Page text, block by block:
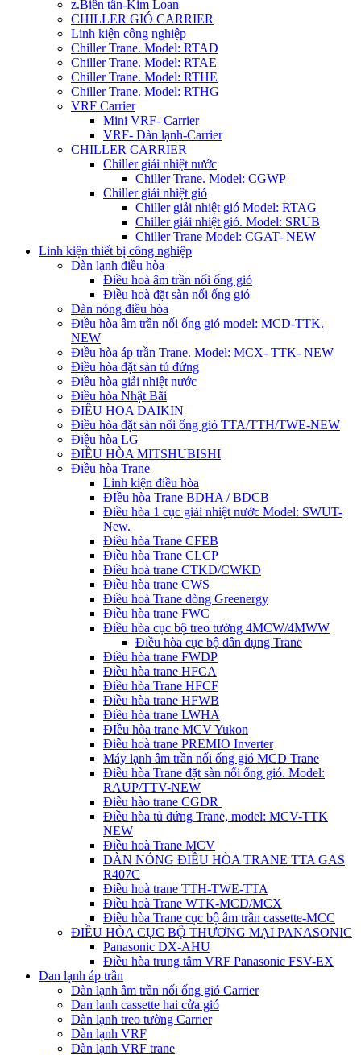
z.Biến tần-Kim Loan
CHILLER GIÓ CARRIER
Linh kiện công nghiệp
Chiller Trane. Model: RTAD
Chiller Trane. Model: RTAE
Chiller Trane. Model: RTHE
Chiller Trane. Model: RTHG
VRF Carrier
Mini VRF- Carrier
VRF- Dàn lạnh-Carrier
CHILLER CARRIER
Chiller giải nhiệt nước
Chiller Trane. Model: CGWP
Chiller giải nhiệt gió
Chiller giải nhiệt gió Model: RTAG
Chiller giải nhiệt gió. Model: SRUB
Chiller Trane Model: CGAT- NEW
Linh kiện thiết bị công nghiệp
Dàn lạnh điều hòa
Điều hoà âm trần nối ống gió
Điều hoà đặt sàn nối ống gió
Dàn nóng điều hòa
Điều hòa âm trần nối ống gió model: MCD-TTK.
NEW
Điều hòa áp trần Trane. Model: MCX- TTK- NEW
Điều hòa đặt sàn tủ đứng
Điều hòa giải nhiệt nước
Điều hòa Nhật Bãi
ĐIÊU HOA DAIKIN
Điều hòa đặt sàn nối ống gió TTA/TTH/TWE-NEW
Điều hòa LG
ĐIỀU HÒA MITSHUBISHI
Điều hòa Trane
Linh kiện điều hòa
ĐIều hòa Trane BDHA / BDCB
Điều hòa 1 cục giải nhiệt nước Model: SWUT-
New.
Điều hòa Trane CFEB
Điều hòa Trane CLCP
Điều hoà trane CTKD/CWKD
Điều hòa trane CWS
Điều hoà Trane dòng Greenergy
Điều hòa trane FWC
Điều hòa cục bộ treo tường 4MCW/4MWW
Điều hòa cục bộ dân dụng Trane
Điều hòa trane FWDP
Điều hòa trane HFCA
Điều hòa Trane HFCF
Điều hòa trane HFWB
Điều hòa trane LWHA
ĐIều hòa trane MCV Yukon
Điều hoà trane PREMIO Inverter
Máy lạnh âm trần nối ống gió MCD Trane
Điều hòa Trane đặt sàn nối ống gió. Model:
RAUP/TTV-NEW
Điều hào trane CGDR
Điều hòa tủ đứng Trane, model: MCV-TTK
NEW
Điều hoà Trane MCV
DÀN NÓNG ĐIỀU HÒA TRANE TTA GAS
R407C
Điều hoà trane TTH-TWE-TTA
Điều hoà Trane WTK-MCD/MCX
Điều hòa Trane cục bộ âm trần cassette-MCC
ĐIỀU HÒA CỤC BỘ THƯƠNG MẠI PANASONIC
Panasonic DX-AHU
Điều hòa trung tâm VRF Panasonic FSV-EX
Dan lạnh áp trần
Dàn lạnh âm trần nối ống gió Carrier
Dan lanh cassette hai cửa gió
Dàn lạnh treo tường Carrier
Dàn lạnh VRF
Dàn lạnh VRF trane